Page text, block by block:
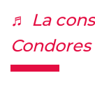
♬ La